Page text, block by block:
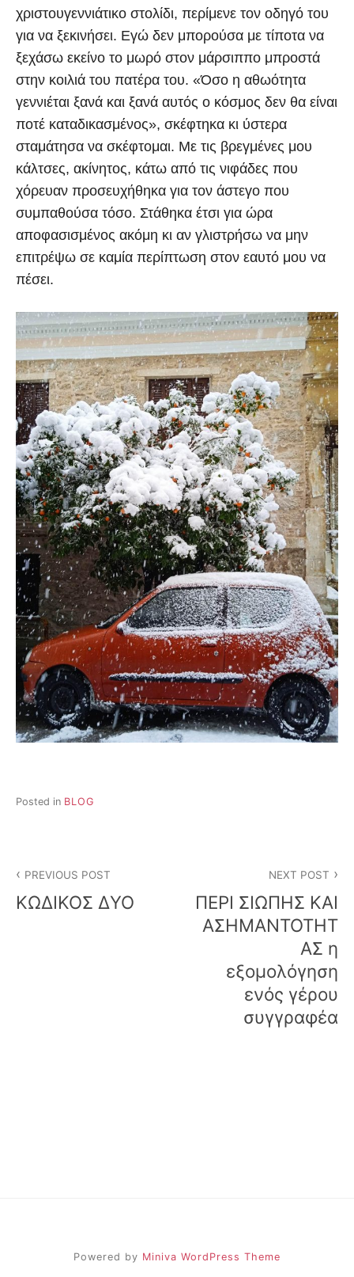
χριστουγεννιάτικο στολίδι, περίμενε τον οδηγό του
για να ξεκινήσει. Εγώ δεν μπορούσα με τίποτα να
ξεχάσω εκείνο το μωρό στον μάρσιππο μπροστά
στην κοιλιά του πατέρα του. «Όσο η αθωότητα
γεννιέται ξανά και ξανά αυτός ο κόσμος δεν θα είναι
ποτέ καταδικασμένος», σκέφτηκα κι ύστερα
σταμάτησα να σκέφτομαι. Με τις βρεγμένες μου
κάλτσες, ακίνητος, κάτω από τις νιφάδες που
χόρευαν προσευχήθηκα για τον άστεγο που
συμπαθούσα τόσο. Στάθηκα έτσι για ώρα
αποφασισμένος ακόμη κι αν γλιστρήσω να μην
επιτρέψω σε καμία περίπτωση στον εαυτό μου να
πέσει.
Posted in BLOG
navigation
PREVIOUS POST
ΚΩΔΙΚΟΣ ΔΥΟ
NEXT POST
ΠΕΡΙ ΣΙΩΠΗΣ ΚΑΙ
ΑΣΗΜΑΝΤΟΤΗΤ
ΑΣ η
εξομολόγηση
ενός γέρου
συγγραφέα
Powered by Miniva WordPress Theme